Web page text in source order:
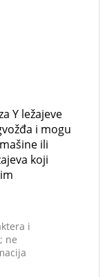
Y ležajeve
i mogu
ili
koji
i
ne